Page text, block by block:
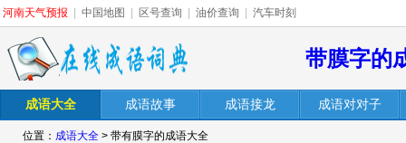
河南天气预报 中国地图 区号查询 油价查询 汽车时刻
带膜字的
成语大全 成语故事 成语接龙 成语对对子
位置： 成语大全 > 带有膜字的成语大全